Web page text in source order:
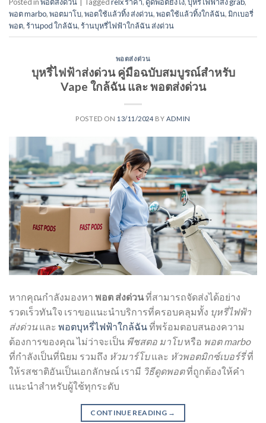
Posted inพอตส่งด่วน Taggedrelx ราคา, ดูดพอตยังไง,บุหรี่ไฟฟ้าส่ง grab,
พอต marbo,พอตมาโบ,พอตใช้แล้วทิ้ง ส่งด่วน,พอตใช้แล้วทิ้งใกล้ฉัน,มิกเบอรี่
พอต,ร้านpod ใกล้ฉัน,ร้านบุหรี่ไฟฟ้าใกล้ฉัน ส่งด่วน
พอตส่งด่วน
บุหรี่ไฟฟ้าส่งด่วน คู่มือฉบับสมบูรณ์สำหรับ
Vape ใกล้ฉัน และ พอตส่งด่วน
POSTED ON 13/11/2024 BY ADMIN
หากคุณกำลังมองหา พอต ส่งด่วนที่สามารถจัดส่งได้อย่าง
รวดเร็วทันใจ เราขอแนะนำบริการที่ครอบคลุมทั้ง บุหรี่ไฟฟ้า
ส่งด่วน และ พอตบุหรี่ไฟฟ้าใกล้ฉันที่พร้อมตอบสนองความ
ต้องการของคุณ ไม่ว่าจะเป็น พีชสตอ มาโบหรือ พอต marbo
ที่กำลังเป็นที่นิยม รวมถึง หัวมาร์โบและ หัวพอตมิกซ์เบอร์รี่ที่
ให้รสชาติอันเป็นเอกลักษณ์ เรามี วิธีดูดพอตที่ถูกต้องให้คำ
แนะนำสำหรับผู้ใช้ทุกระดับ
CONTINUE READING →